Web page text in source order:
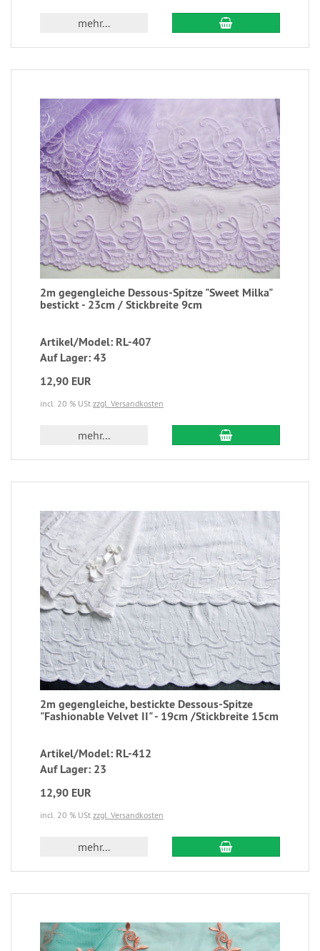
mehr...
2m gegengleiche Dessous-Spitze "Sweet Milka"
bestickt - 23cm / Stickbreite 9cm
Artikel/Model: RL-407
Auf Lager: 43
12,90 EUR
incl. 20 % USt zzgl. Versandkosten
mehr...
2m gegengleiche, bestickte Dessous-Spitze
"Fashionable Velvet II" - 19cm /Stickbreite 15cm
Artikel/Model: RL-412
Auf Lager: 23
12,90 EUR
incl. 20 % USt zzgl. Versandkosten
mehr...